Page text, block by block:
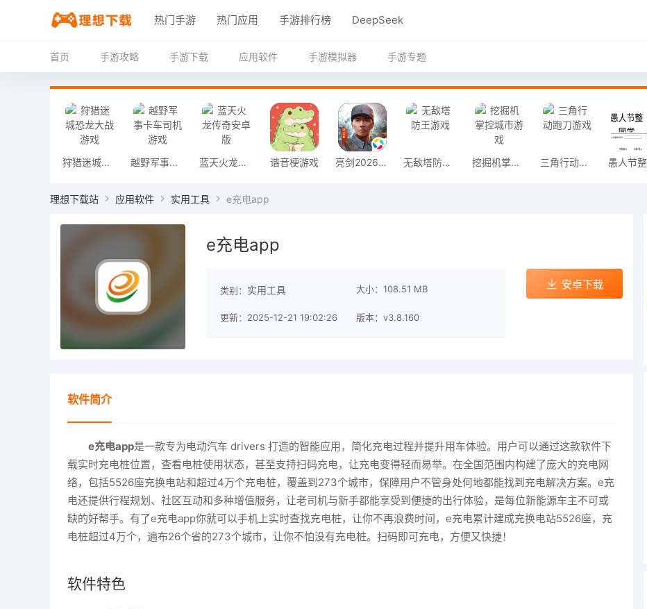
热门手游 热门应用 手游排行榜 DeepSeek
首页 手游攻略 手游下载 应用软件 手游模拟器 手游专题
狩猎迷城恐龙大战游戏 越野军事卡车司机游戏 蓝天火龙传奇安卓版 谐音梗游戏 亮剑2026官方版 无敌塔防王游戏 挖掘机掌控城市游戏 三角行动跑刀游戏
理想下载站 应用软件 实用工具 e充电app
e充电app
类别： 实用工具 大小：108.51 MB
更新：2025-12-21 19:02:26 版本：v3.8.160
安卓下载
软件简介
e充电app是一款专为电动汽车 drivers 打造的智能应用，简化充电过程并提升用车体验。用户可以通过这款软件下
载实时充电桩位置，查看电桩使用状态，甚至支持扫码充电，让充电变得轻而易举。在全国范围内构建了庞大的充电网
络，包括5526座充换电站和超过4万个充电桩，覆盖到273个城市，保障用户不管身处何地都能找到充电解决方案。e充
电还提供行程规划、社区互动和多种增值服务，让老司机与新手都能享受到便捷的出行体验，是每位新能源车主不可或
缺的好帮手。有了e充电app你就可以手机上实时查找充电桩，让你不再浪费时间，e充电累计建成充换电站5526座，充
电桩超过4万个，遍布26个省的273个城市，让你不怕没有充电桩。扫码即可充电，方便又快捷！
软件特色